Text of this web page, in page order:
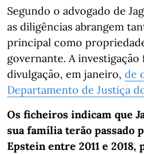
Segundo o advogado de
as diligências abrangem
principal como
governante. A investigação
divulgação, em janeiro, de
Departamento de Justiça
Os ficheiros indicam que
sua família terão passado
Epstein entre 2011 e 2018,